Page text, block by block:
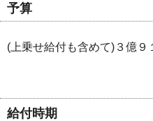
予算
(上乗せ給付も含めて)３億９
給付時期